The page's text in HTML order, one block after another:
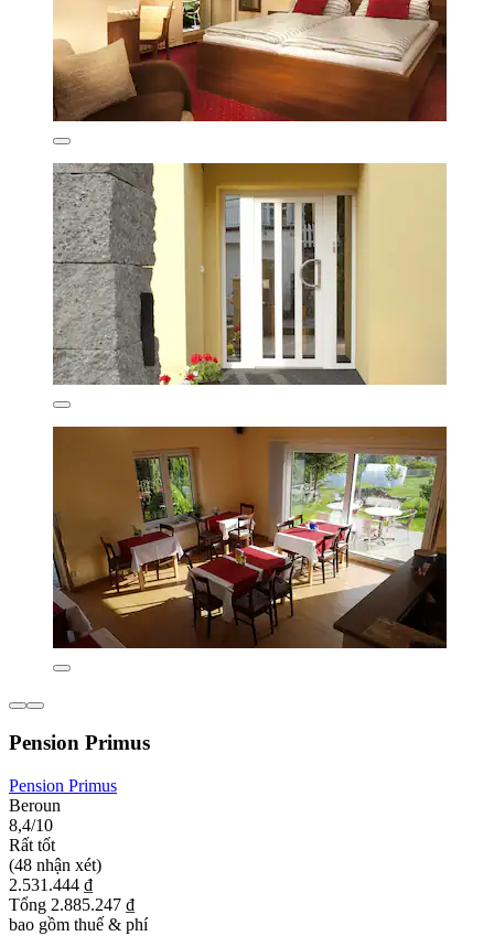
Pension Primus
Pension Primus
Beroun
8,4/10
Rất tốt
(48 nhận xét)
2.531.444 ₫
Tổng 2.885.247 ₫
bao gồm thuế & phí